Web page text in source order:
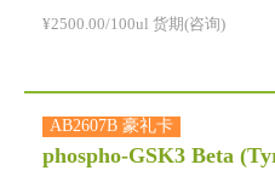
¥2500.00/100ul 货期(咨询)
AB2607B 豪礼卡
phospho-GSK3 Beta